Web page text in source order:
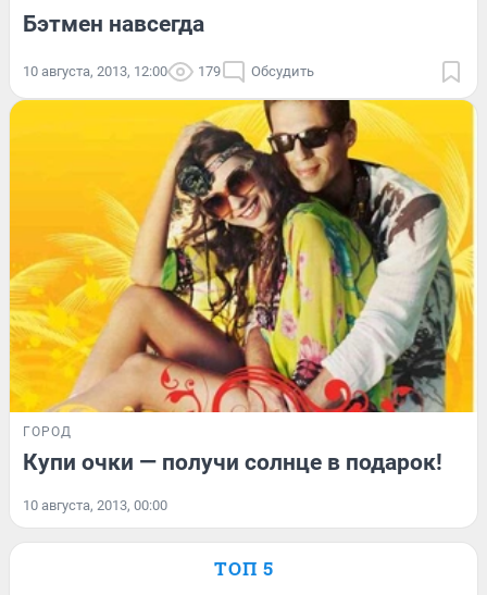
Бэтмен навсегда
10 августа, 2013, 12:00 179 Обсудить
ГОРОД
Купи очки — получи солнце в подарок!
10 августа, 2013, 00:00
ТОП 5